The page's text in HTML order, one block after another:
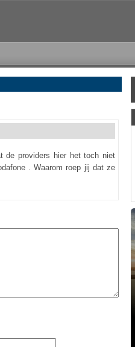
de providers hier het toch niet
. Waarom roep jij dat ze